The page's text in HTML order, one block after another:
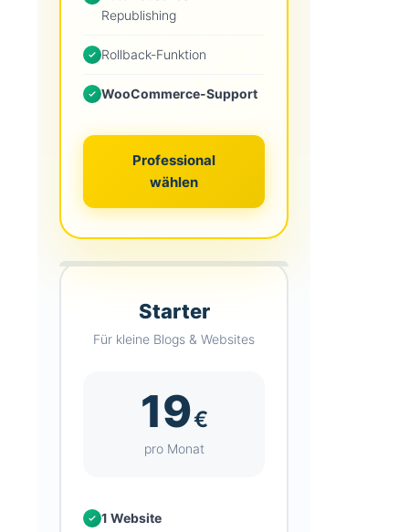
Starter
Für kleine Blogs & Websites
19€
pro Monat
1 Website
Republishing
Rollback-Funktion
WooCommerce-Support
Professional
wählen